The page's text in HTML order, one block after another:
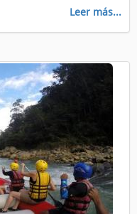
Leer más...